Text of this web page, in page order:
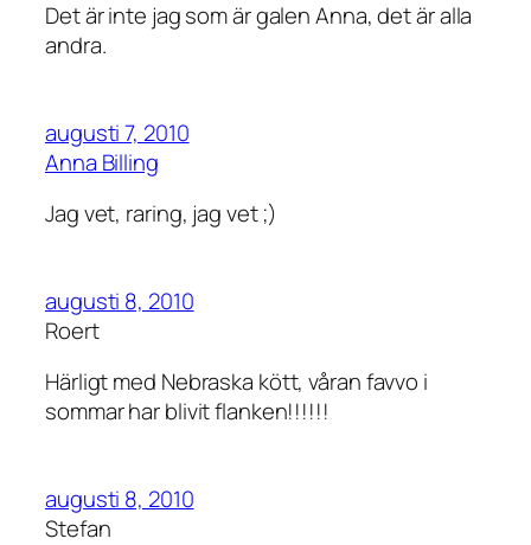
Det är inte jag som är galen Anna, det är alla
andra.
augusti 7, 2010
Anna Billing
Jag vet, raring, jag vet ;)
augusti 8, 2010
Roert
Härligt med Nebraska kött, våran favvo i
sommar har blivit flanken!!!!!!
augusti 8, 2010
Stefan